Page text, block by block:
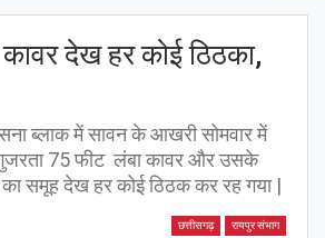
देख हर कोई ठिठका,
ब्लाक में सावन के आखरी सोमवार में
75 फीट लंबा कावर और उसके
समूह देख हर कोई ठिठक कर रह गया |
छत्तीसगढ़ रायपुर संभाग